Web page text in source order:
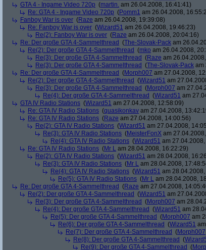
GTA 4 - Ingame Video 720p (martin. am 26.04.2008, 16:41:41)
Re: GTA 4 - Ingame Video 720p (Pomm1 am 26.04.2008,
Fanboy War is over (Raze am 26.04.2008, 19:39:08)
Re: Fanboy War is over (Wizard51 am 26.04.2008, 19:46:23)
Re(2): Fanboy War is over (Raze am 26.04.2008, 20:04:16)
Re: Der große GTA 4-Sammelthread (The-Slovak-Pack am
Re(2): Der große GTA 4-Sammelthread (mko am 26.04.2008,
Re(3): Der große GTA 4-Sammelthread (Raze am
Re(3): Der große GTA 4-Sammelthread (The-Slovak-Pack am
Re: Der große GTA 4-Sammelthread (Morph007 am 27.04.2008,
Re(2): Der große GTA 4-Sammelthread (Wizard51 am
Re(3): Der große GTA 4-Sammelthread (Morph007 am
Re(4): Der große GTA 4-Sammelthread (Wizard51 am
GTA IV Radio Stations (Wizard51 am 27.04.2008, 12:58:09)
Re: GTA IV Radio Stations (quasikonkav am 27.04.2008,
Re: GTA IV Radio Stations (Raze am 27.04.2008, 14:00:56)
Re(2): GTA IV Radio Stations (Wizard51 am 27.04.2008,
Re(3): GTA IV Radio Stations (MeisterFonX am
Re(4): GTA IV Radio Stations (Wizard51 am
Re: GTA IV Radio Stations (Mr L am 28.04.2008, 16:22:29)
Re(2): GTA IV Radio Stations (Wizard51 am 28.04.2008,
Re(3): GTA IV Radio Stations (Mr L am 28.04.2008,
Re(4): GTA IV Radio Stations (Wizard51 am
Re(5): GTA IV Radio Stations (Mr L am 28.04.2008,
Re: Der große GTA 4-Sammelthread (Raze am 27.04.2008,
Re(2): Der große GTA 4-Sammelthread (Wizard51 am
Re(3): Der große GTA 4-Sammelthread (Morph007 am
Re(4): Der große GTA 4-Sammelthread (Wizard51 am
Re(5): Der große GTA 4-Sammelthread (Morph007 am
Re(6): Der große GTA 4-Sammelthread (Wizard51
Re(7): Der große GTA 4-Sammelthread (Morph007
Re(8): Der große GTA 4-Sammelthread (
Re(9): Der große GTA 4-Sammelthread (